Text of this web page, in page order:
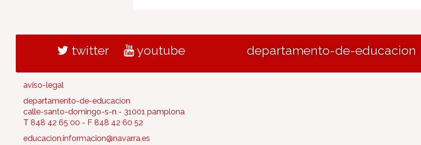
twitter youtube departamento-de-educacion
aviso-legal
departamento-de-educacion
calle-santo-domingo-s-n - 31001 pamplona
T 848 42 65 00 - F 848 42 60 52
educacion.informacion@navarra.es